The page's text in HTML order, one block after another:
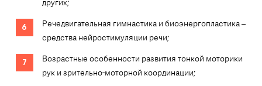
других;
Речедвигательная гимнастика и биоэнергопластика –
средства нейростимуляции речи;
Возрастные особенности развития тонкой моторики
рук и зрительно-моторной координации;